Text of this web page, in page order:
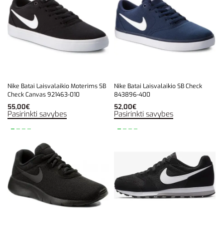
Nike Batai Laisvalaikio Moterims SB
Check Canvas 921463-010
55,00€
Pasirinkti savybes
Nike Batai Laisvalaikio SB Check
843896-400
52,00€
Pasirinkti savybes